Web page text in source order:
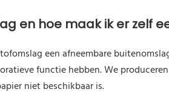
en hoe maak ik er zelf
een afneembare
functie hebben. We
niet beschikbaar is.